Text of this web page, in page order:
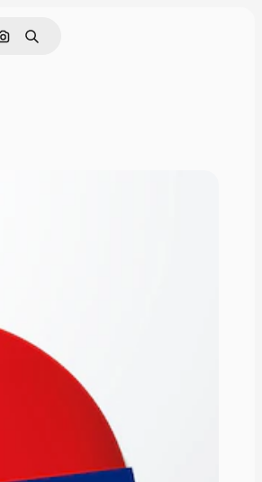
Cerca per immagine
Ricerca